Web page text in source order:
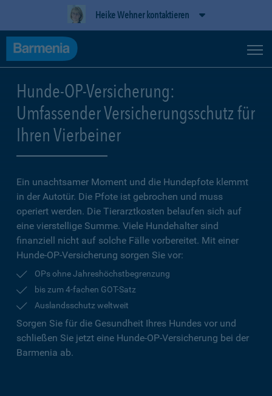
Heike Wehner kontaktieren
Hunde-OP-Versicherung:
Umfassender Versicherungsschutz für
Ihren Vierbeiner
Ein unachtsamer Moment und die Hundepfote klemmt
in der Autotür. Die Pfote ist gebrochen und muss
operiert werden. Die Tierarztkosten belaufen sich auf
eine vierstellige Summe. Viele Hundehalter sind
finanziell nicht auf solche Fälle vorbereitet. Mit einer
Hunde-OP-Versicherung sorgen Sie vor:
OPs ohne Jahreshöchstbegrenzung
bis zum 4-fachen GOT-Satz
Auslandsschutz weltweit
Sorgen Sie für die Gesundheit Ihres Hundes vor und
schließen Sie jetzt eine Hunde-OP-Versicherung bei der
Barmenia ab.